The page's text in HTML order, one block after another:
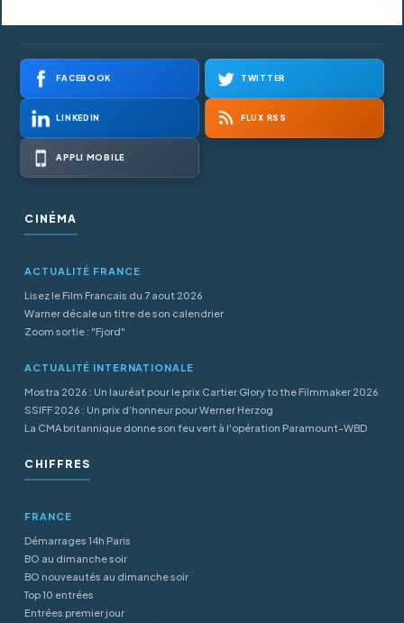
FACEBOOK TWITTER
LINKEDIN FLUX RSS
APPLI MOBILE
CINÉMA
ACTUALITÉ FRANCE
Lisez le Film Francais du 7 aout 2026
Warner décale un titre de son calendrier
Zoom sortie : "Fjord"
ACTUALITÉ INTERNATIONALE
Mostra 2026 : Un lauréat pour le prix Cartier Glory to the Filmmaker 2026
SSIFF 2026 : Un prix d’honneur pour Werner Herzog
La CMA britannique donne son feu vert à l'opération Paramount-WBD
CHIFFRES
FRANCE
Démarrages 14h Paris
BO au dimanche soir
BO nouveautés au dimanche soir
Top 10 entrées
Entrées premier jour